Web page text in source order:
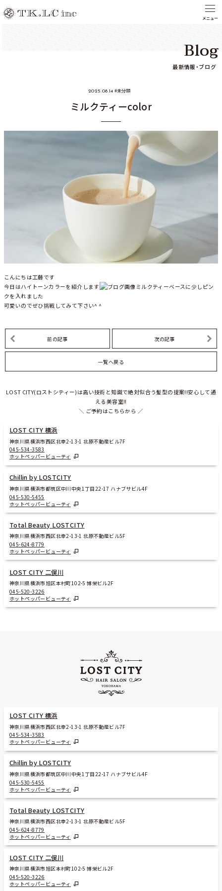
Blog
最新情報・ブログ
2025.08.14 未分類
ミルクティーcolor
こんにちは工藤です
今日はハイトーンカラーを紹介します
ミルクティーベースに少しピン
クを入れました
可愛いのでぜひ挑戦してみて下さい^ ^
前の記事 次の記事
一覧へ戻る
LOST CITY(ロストシティー)は高い技術と知識で絶対似合う髪型の提案!!安心して通
える美容室!!
＼ ご予約はこちらから ／
LOST CITY 横浜
神奈川県横浜市西区北幸2-13-1 北原不動産ビル7F
045-534-3583
ホットペッパービューティ
Chillin by LOSTCITY
神奈川県横浜市都筑区中川中央1丁目22-17 ハナブサビル4F
045-530-5455
ホットペッパービューティ
Total Beauty LOSTCITY
神奈川県横浜市西区北幸2-13-1 北原不動産ビル5F
045-624-8779
ホットペッパービューティ
LOST CITY 二俣川
神奈川県横浜市旭区本村町102-5 博栄ビル2F
045-520-3226
ホットペッパービューティ
LOST CITY 横浜
神奈川県横浜市西区北幸2-13-1 北原不動産ビル7F
045-534-3583
ホットペッパービューティ
Chillin by LOSTCITY
神奈川県横浜市都筑区中川中央1丁目22-17 ハナブサビル4F
045-530-5455
ホットペッパービューティ
Total Beauty LOSTCITY
神奈川県横浜市西区北幸2-13-1 北原不動産ビル5F
045-624-8779
ホットペッパービューティ
LOST CITY 二俣川
神奈川県横浜市旭区本村町102-5 博栄ビル2F
045-520-3226
ホットペッパービューティ